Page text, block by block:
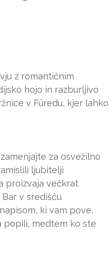
z romantičnim
hojo in razburljivo
v Füredu, kjer lahko
za osvežilno
ljubitelji
proizvaja večkrat
v središču
ki vam pove,
popili, medtem ko ste